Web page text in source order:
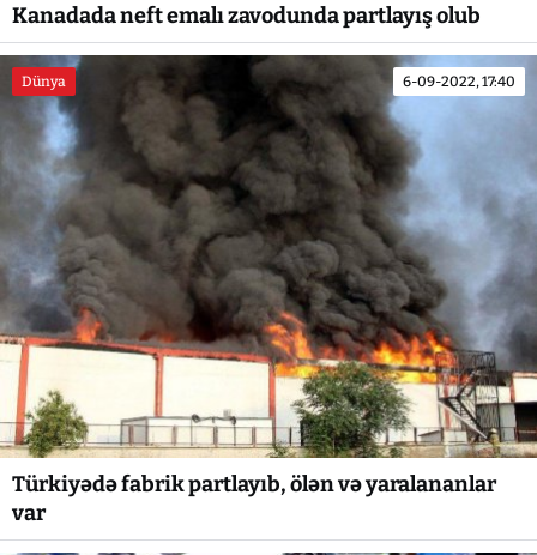
Kanadada neft emalı zavodunda partlayış olub
Dünya 6-09-2022, 17:40
Türkiyədə fabrik partlayıb, ölən və yaralananlar
var